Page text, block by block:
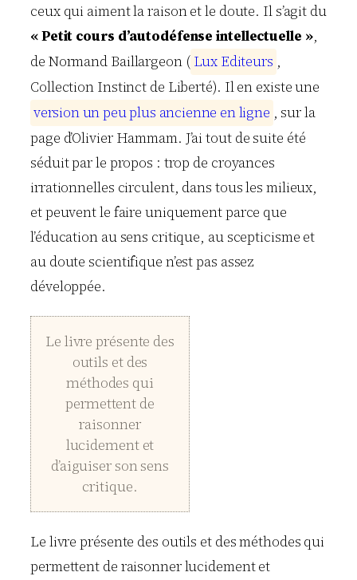
ceux qui aiment la raison et le doute. Il s’agit du
« Petit cours d’autodéfense intellectuelle »,
de Normand Baillargeon ( Lux Editeurs ,
Collection Instinct de Liberté). Il en existe une
versionunpeuplus ancienne enligne , sur la
page d’Olivier Hammam. J’ai tout de suite été
séduit par le propos : trop de croyances
irrationnelles circulent, dans tous les milieux,
et peuvent le faire uniquement parce que
l’éducation au sens critique, au scepticisme et
au doute scientifique n’est pas assez
développée.
Le livre présente des
outils et des
méthodes qui
permettent de
raisonner
lucidement et
d’aiguiser son sens
critique.
Le livre présente des outils et des méthodes qui
permettent de raisonner lucidement et